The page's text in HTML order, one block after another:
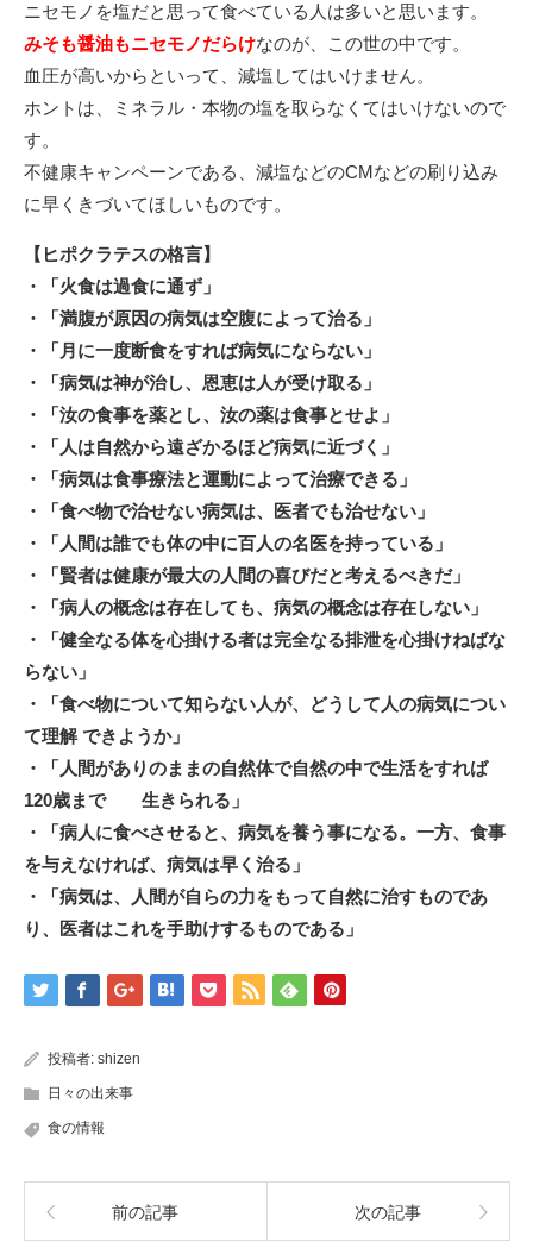
ニセモノを塩だと思って食べている人は多いと思います。
みそも醤油もニセモノだらけなのが、この世の中です。
血圧が高いからといって、減塩してはいけません。
ホントは、ミネラル・本物の塩を取らなくてはいけないので
す。
不健康キャンペーンである、減塩などのCMなどの刷り込み
に早くきづいてほしいものです。
【ヒポクラテスの格言】
・「火食は過食に通ず」
・「満腹が原因の病気は空腹によって治る」
・「月に一度断食をすれば病気にならない」
・「病気は神が治し、恩恵は人が受け取る」
・「汝の食事を薬とし、汝の薬は食事とせよ」
・「人は自然から遠ざかるほど病気に近づく」
・「病気は食事療法と運動によって治療できる」
・「食べ物で治せない病気は、医者でも治せない」
・「人間は誰でも体の中に百人の名医を持っている」
・「賢者は健康が最大の人間の喜びだと考えるべきだ」
・「病人の概念は存在しても、病気の概念は存在しない」
・「健全なる体を心掛ける者は完全なる排泄を心掛けねばな
らない」
・「食べ物について知らない人が、どうして人の病気につい
て理解 できようか」
・「人間がありのままの自然体で自然の中で生活をすれば
120歳まで 生きられる」
・「病人に食べさせると、病気を養う事になる。一方、食事
を与えなければ、病気は早く治る」
・「病気は、人間が自らの力をもって自然に治すものであ
り、医者はこれを手助けするものである」
投稿者: shizen
日々の出来事
食の情報
前の記事 次の記事